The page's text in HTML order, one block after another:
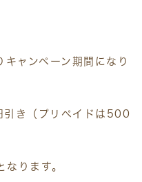
ャンペーン期間になり
き（プリペイドは500
ります。